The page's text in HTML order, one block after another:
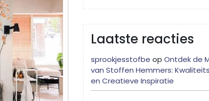
Laatste reacties
sprookjesstofbe op Ontdek de
van Stoffen Hemmers:
en Creatieve Inspiratie